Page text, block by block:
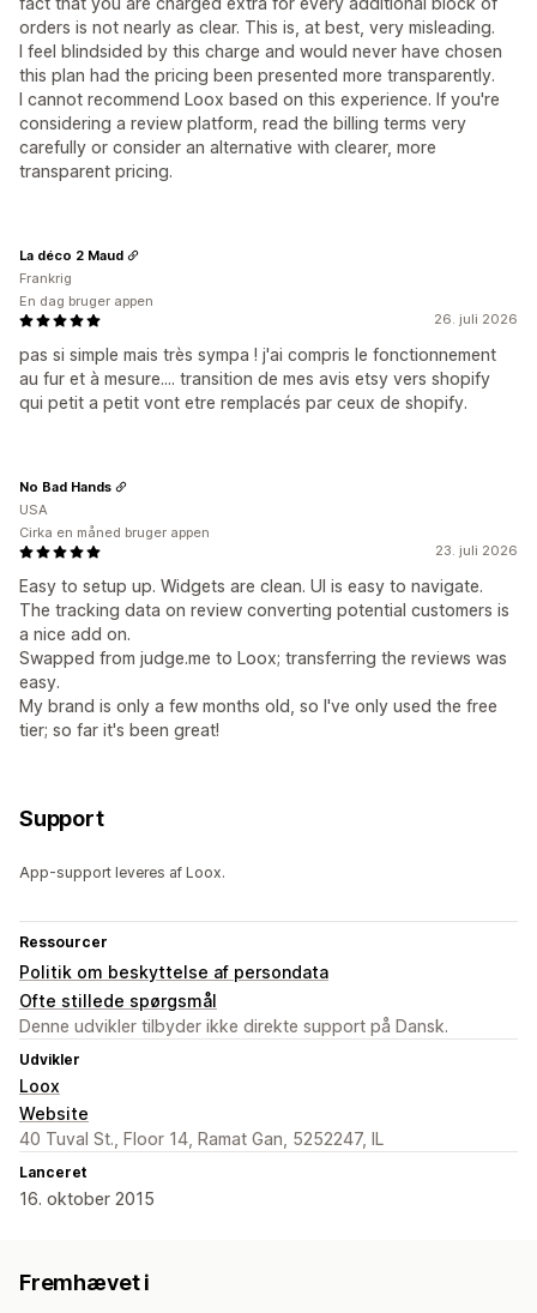
orders is not nearly as clear. This is, at best, very misleading.
I feel blindsided by this charge and would never have chosen
this plan had the pricing been presented more transparently.
I cannot recommend Loox based on this experience. If you're
considering a review platform, read the billing terms very
carefully or consider an alternative with clearer, more
transparent pricing.
26. juli 2026
pas si simple mais très sympa ! j'ai compris le fonctionnement
au fur et à mesure.... transition de mes avis etsy vers shopify
qui petit a petit vont etre remplacés par ceux de shopify.
La déco 2 Maud
Frankrig
En dag bruger appen
23. juli 2026
Easy to setup up. Widgets are clean. UI is easy to navigate.
The tracking data on review converting potential customers is
a nice add on.
Swapped from judge.me to Loox; transferring the reviews was
easy.
My brand is only a few months old, so I've only used the free
tier; so far it's been great!
No Bad Hands
USA
Cirka en måned bruger appen
Support
App-support leveres af Loox.
Ressourcer
Politik om beskyttelse af persondata
Ofte stillede spørgsmål
Denne udvikler tilbyder ikke direkte support på Dansk.
Udvikler
Loox
Website
40 Tuval St., Floor 14, Ramat Gan, 5252247, IL
Lanceret
16. oktober 2015
Fremhævet i